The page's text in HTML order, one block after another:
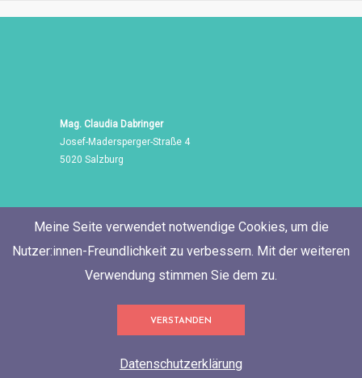
Mag. Claudia Dabringer
Josef-Madersperger-Straße 4
5020 Salzburg
Tel./Fax: +43 662 455 471
Mobil: +43 676 60 514 06
Meine Seite verwendet notwendige Cookies, um die
Nutzer:innen-Freundlichkeit zu verbessern. Mit der weiteren
Verwendung stimmen Sie dem zu.
VERSTANDEN
Datenschutzerklärung